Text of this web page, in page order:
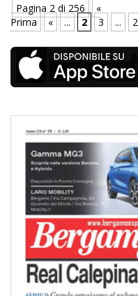
Pagina 2 di 256
«
Prima
« ... 2 3 ...